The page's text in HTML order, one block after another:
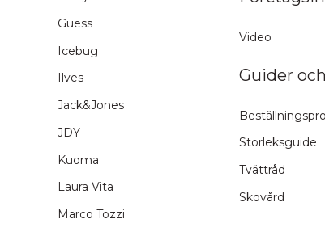
Guess
Icebug
Ilves
Jack&Jones
JDY
Kuoma
Laura Vita
Marco Tozzi
Video
Guider
Storleksguide
Tvättråd
Skovård